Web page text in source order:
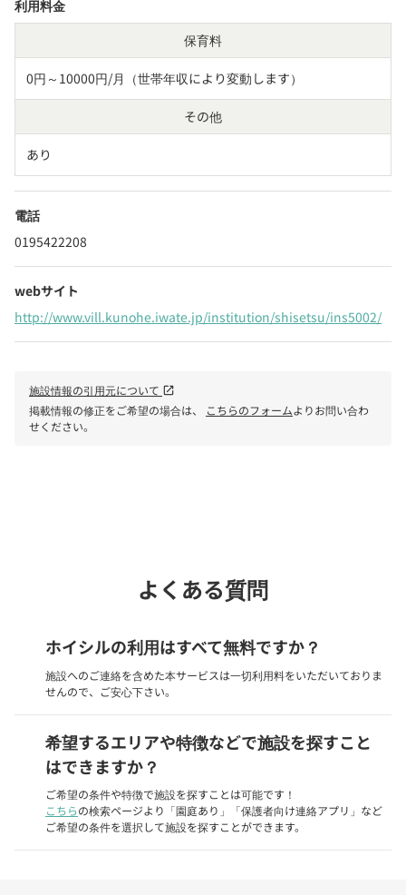
利用料金
保育料
0円～10000円/月（世帯年収により変動します）
その他
あり
電話
0195422208
webサイト
http://www.vill.kunohe.iwate.jp/institution/shisetsu/ins5002/
施設情報の引用元について open_in_new
掲載情報の修正をご希望の場合は、 こちらのフォームよりお問い合わ
せください。
よくある質問
ホイシルの利用はすべて無料ですか？
施設へのご連絡を含めた本サービスは一切利用料をいただいておりま
せんので、ご安心下さい。
希望するエリアや特徴などで施設を探すこと
はできますか？
ご希望の条件や特徴で施設を探すことは可能です！
こちらの検索ページより「園庭あり」「保護者向け連絡アプリ」など
ご希望の条件を選択して施設を探すことができます。